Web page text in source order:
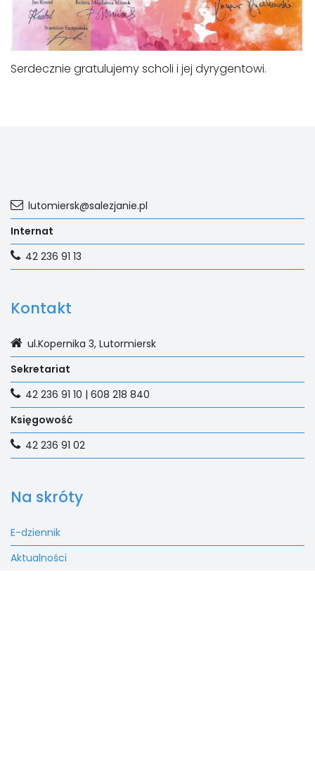
Serdecznie gratulujemy scholi i jej dyrygentowi.
Na skróty
E-dziennik
Aktualności
Kontakt
ul.Kopernika 3, Lutormiersk
Sekretariat
42 236 91 10 | 608 218 840
Księgowość
42 236 91 02
lutomiersk@salezjanie.pl
Internat
42 236 91 13